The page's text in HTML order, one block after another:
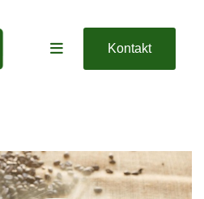
Kontakt